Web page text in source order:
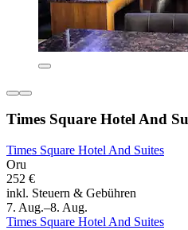
Times Square Hotel And
Times Square Hotel And Suites
Oru
252 €
inkl. Steuern & Gebühren
7. Aug.–8. Aug.
Times Square Hotel And Suites